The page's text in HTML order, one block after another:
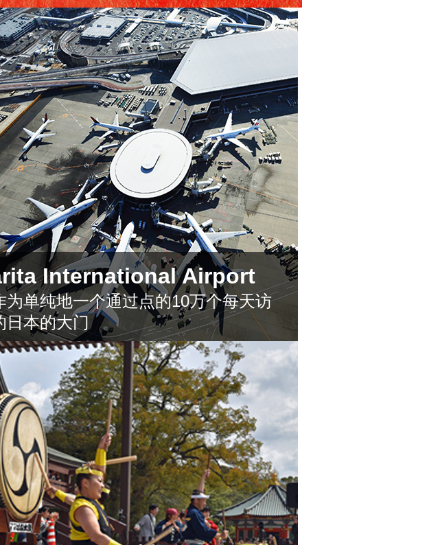
International Airport
为单纯地一个通过点的10万个每天访
日本的大门